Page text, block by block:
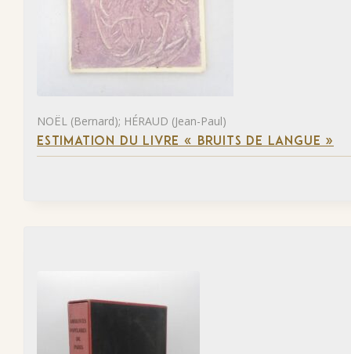
NOËL (Bernard); HÉRAUD (Jean-Paul)
ESTIMATION DU LIVRE « BRUITS DE LANGUE »